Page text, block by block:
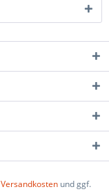
Versandkosten und ggf.